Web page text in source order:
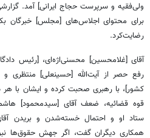
ولی‌فقیه و سرپرست حجاج ایرانی] آمد.
برای محتوای اجلاس‌های [مجلس] خبرگان
رضایت‌کرد.
آقای [غلامحسین] محسنی‌اژه‌ای، [رئیس
رفع حصر از آیت‌الله [حسینعلی] منتظری و
کشور]، با رهبری صحبت‌ کرده و ایشان با
قوه قضائیه، ضعف آقای [سیدمحمود]
ستاد او و احتمال خسته‌شدن و بریدن
همکاری دیگران گفت، اگر جهش حقوق‌ها